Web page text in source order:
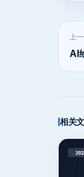
上
AI
相关